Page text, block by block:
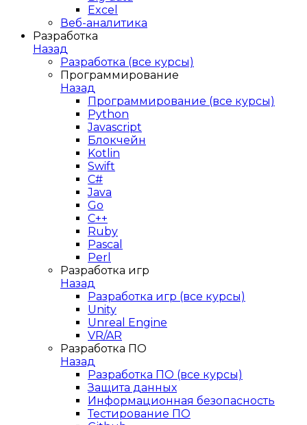
Excel
Веб-аналитика
Разработка
Назад
Разработка (все курсы)
Программирование
Назад
Программирование (все курсы)
Python
Javascript
Блокчейн
Kotlin
Swift
C#
Java
Go
C++
Ruby
Pascal
Perl
Разработка игр
Назад
Разработка игр (все курсы)
Unity
Unreal Engine
VR/AR
Разработка ПО
Назад
Разработка ПО (все курсы)
Защита данных
Информационная безопасность
Тестирование ПО